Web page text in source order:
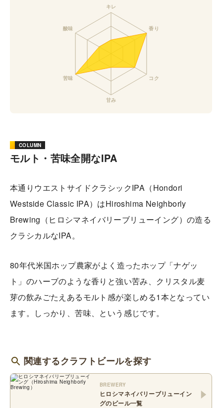
COLUMN
モルト・苦味全開なIPA
本通りウエストサイドクラシックIPA（Hondori
Westside Classic IPA）はHiroshima Neighborly
Brewing（ヒロシマネイバリーブリューイング）の造る
クラシカルなIPA。
80年代米国ホップ農家がよく造ったホップ「ナゲッ
ト」のハーブのような香りと強い苦み、クリスタル麦
芽の飲みごたえあるモルト感が楽しめる1本となってい
ます。しっかり、苦味、という感じです。
関連するクラフトビールを探す
BREWERY
ヒロシマネイバリーブリューイン
グのビール一覧